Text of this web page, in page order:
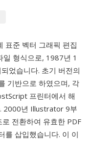
준 벡터 그래픽 편집
일 형식으로, 1987년 1
었습니다. 초기 버전의
기반으로 하였으며, 각
프린터에서 해
2000년 Illustrator 9부
전환하여 유효한 PDF
삽입했습니다. 이 이